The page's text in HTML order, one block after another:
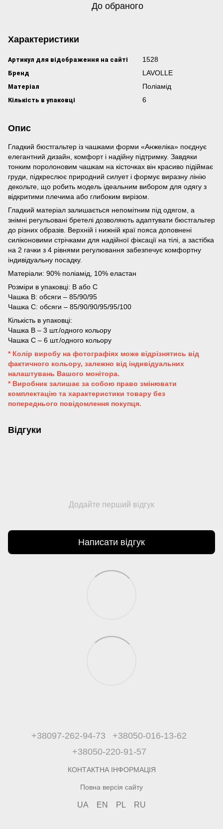
До обраного
Характеристики
Артикул для відображення на сайті 1528
Бренд LAVOLLE
Матеріал Поліамід
Кількість в упаковці 6
Опис
Гладкий бюстгальтер із чашками форми «Анжеліка» поєднує
елегантний дизайн, комфорт і надійну підтримку. Завдяки
тонким поролоновим чашкам на кісточках він красиво підіймає
груди, підкреслює природний силует і формує виразну лінію
декольте, що робить модель ідеальним вибором для одягу з
відкритими плечима або глибоким вирізом.
Гладкий матеріал залишається непомітним під одягом, а
знімні регульовані бретелі дозволяють адаптувати бюстгальтер
до різних образів. Верхній і нижній краї пояса доповнені
силіконовими стрічками для надійної фіксації на тілі, а застібка
на 2 гачки з 4 рівнями регулювання забезпечує комфортну
індивідуальну посадку.
Матеріали: 90% поліамід, 10% еластан
Розміри в упаковці: B або C
Чашка B: обсяги – 85/90/95
Чашка C: обсяги – 85/90/90/95/95/100
Кількість в упаковці:
Чашка B – 3 шт./одного кольору
Чашка C – 6 шт./одного кольору
* Колір виробу на фотографіях може відрізнятись від
фактичного кольору, залежно від індивідуальних
налаштувань Вашого монітора.
* Виробник залишає за собою право змінювати
комплектацію та характеристики товару без
попереднього повідомлення покупця.
Відгуки
Додайте перший відгук
Написати відгук
+38097-262-94-73
+38050-016-13-62
+38050-220-91-57
КОНТАКТНА ІНФОРМАЦІЯ
Повна версія сайту
UA EN PL RU